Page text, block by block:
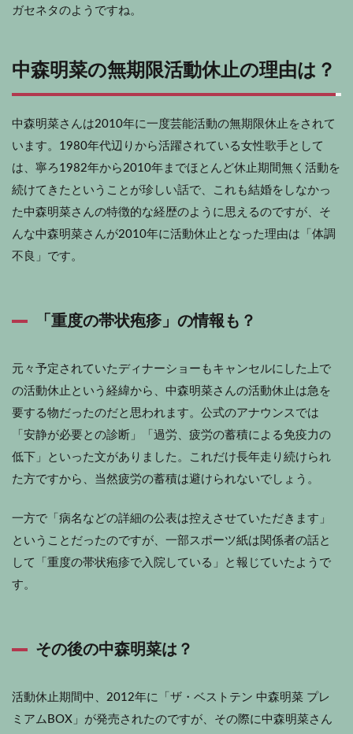
ガセネタのようですね。
中森明菜の無期限活動休止の理由は？
中森明菜さんは2010年に一度芸能活動の無期限休止をされて
います。1980年代辺りから活躍されている女性歌手として
は、寧ろ1982年から2010年までほとんど休止期間無く活動を
続けてきたということが珍しい話で、これも結婚をしなかっ
た中森明菜さんの特徴的な経歴のように思えるのですが、そ
んな中森明菜さんが2010年に活動休止となった理由は「体調
不良」です。
「重度の帯状疱疹」の情報も？
元々予定されていたディナーショーもキャンセルにした上で
の活動休止という経緯から、中森明菜さんの活動休止は急を
要する物だったのだと思われます。公式のアナウンスでは
「安静が必要との診断」「過労、疲労の蓄積による免疫力の
低下」といった文がありました。これだけ長年走り続けられ
た方ですから、当然疲労の蓄積は避けられないでしょう。
一方で「病名などの詳細の公表は控えさせていただきます」
ということだったのですが、一部スポーツ紙は関係者の話と
して「重度の帯状疱疹で入院している」と報じていたようで
す。
その後の中森明菜は？
活動休止期間中、2012年に「ザ・ベストテン 中森明菜 プレ
ミアムBOX」が発売されたのですが、その際に中森明菜さん